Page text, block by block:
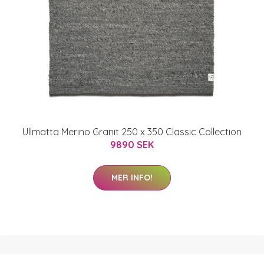
Ullmatta Merino Granit 250 x 350 Classic Collection
9890 SEK
MER INFO!